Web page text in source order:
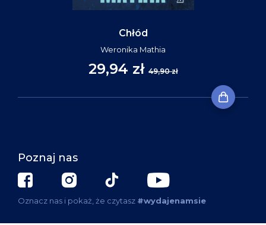
Chłód
Weronika Mathia
29,94 zł 49,90 zł
Poznaj nas
Oznacz nas i pokaż, że czytasz #wydajenamsie